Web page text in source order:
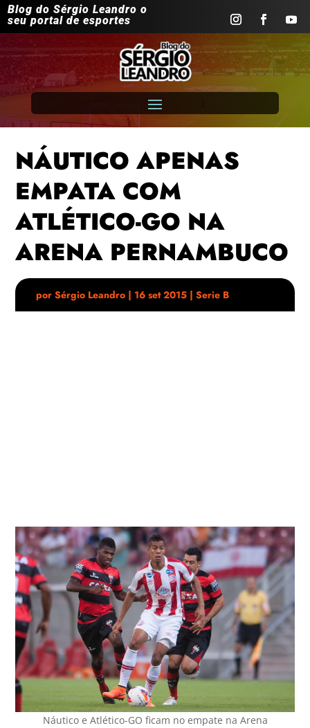
Blog do Sérgio Leandro o
seu portal de esportes
NÁUTICO APENAS
EMPATA COM
ATLÉTICO-GO NA
ARENA PERNAMBUCO
porSérgio Leandro | 16 set 2015 |Serie B
Náutico e Atlético-GO ficam no empate na Arena